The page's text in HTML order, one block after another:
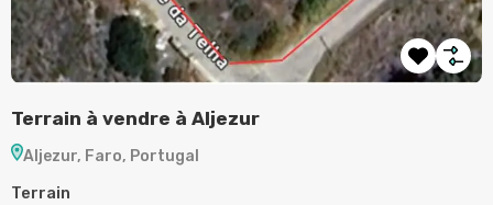
Terrain à vendre à Aljezur
Aljezur, Faro, Portugal
Terrain